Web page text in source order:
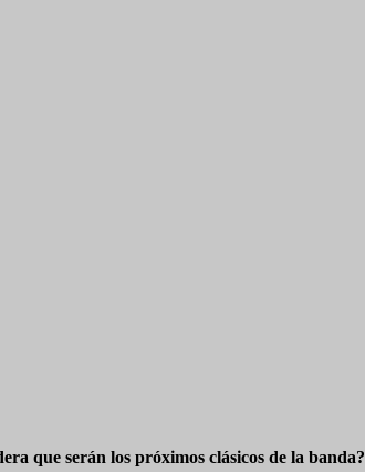
que serán los próximos clásicos de la banda?